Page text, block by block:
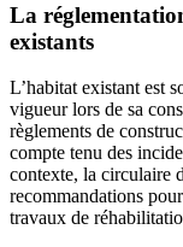
La
existants
L’habitat existant est
vigueur lors de sa
règlements de
compte tenu des
contexte, la circulaire
recommandations
travaux de